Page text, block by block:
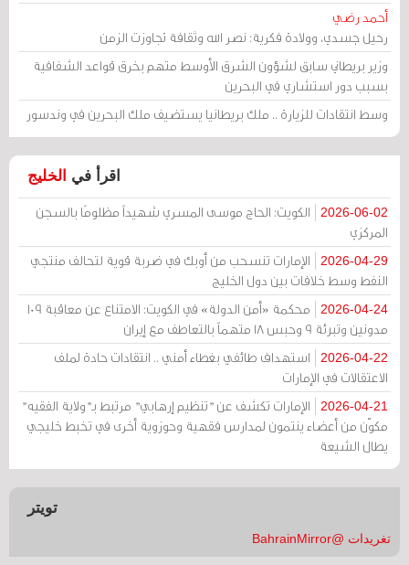
أحمد رضي
رحيل جسدي، وولادة فكرية: نصر الله وثقافة تجاوزت الزمن
وزير بريطاني سابق لشؤون الشرق الأوسط متهم بخرق قواعد الشفافية
بسبب دور استشاري في البحرين
وسط انتقادات للزيارة .. ملك بريطانيا يستضيف ملك البحرين في وندسور
اقرأ في الخليج
2026-06-02
الكويت: الحاج موسى المسري شهيداً مظلومًا بالسجن
المركزي
2026-04-29
الإمارات تنسحب من أوبك في ضربة قوية لتحالف منتجي
النفط وسط خلافات بين دول الخليج
2026-04-24
محكمة «أمن الدولة» في الكويت: الامتناع عن معاقبة 109
مدونين وتبرئة 9 وحبس 18 متهماً بالتعاطف مع إيران
2026-04-22
استهداف طائفي بغطاء أمني .. انتقادات حادة لملف
الاعتقالات في الإمارات
2026-04-21
الإمارات تكشف عن "تنظيم إرهابي" مرتبط بـ"ولاية الفقيه"
مكوّن من أعضاء ينتمون لمدارس فقهية وحوزوية أخرى في تخبط خليجي
يطال الشيعة
تويتر
تغريدات @BahrainMirror